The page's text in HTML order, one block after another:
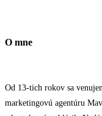
O mne
Od 13-tich rokov sa
marketingovú agentúru